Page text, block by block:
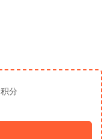
积分